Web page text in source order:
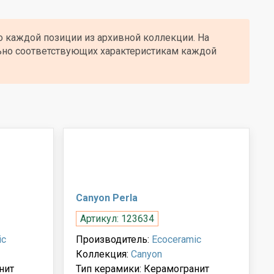
позиции из архивной коллекции. На
соответствующих характеристикам каждой
Canyon Perla
Артикул: 123634
Производитель: Ecoceramic
Коллекция:Canyon
Тип керамики: Керамогранит